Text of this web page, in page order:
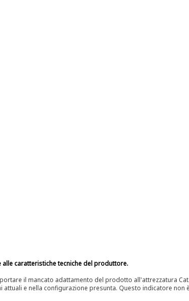
caratteristiche tecniche del produttore.
il mancato adattamento del prodotto all'attrezzatura
e nella configurazione presunta. Questo indicatore